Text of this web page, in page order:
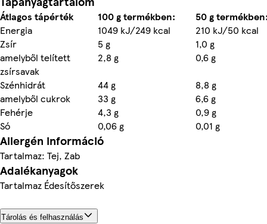
Átlagos tápérték 100 g termékben:
50 g
Energia
1049 kJ/249 kcal
210 kJ/50 kcal
Zsír
5 g
1,0 g
amelyből telített
zsírsavak
2,8 g
0,6 g
Szénhidrát
44 g
8,8 g
amelyből cukrok
33 g
6,6 g
Fehérje
4,3 g
0,9 g
Só
0,06 g 0,01 g
Allergén információ
Tartalmaz: Tej, Zab
Adalékanyagok
Tartalmaz Édesítőszerek
Tárolás és felhasználás